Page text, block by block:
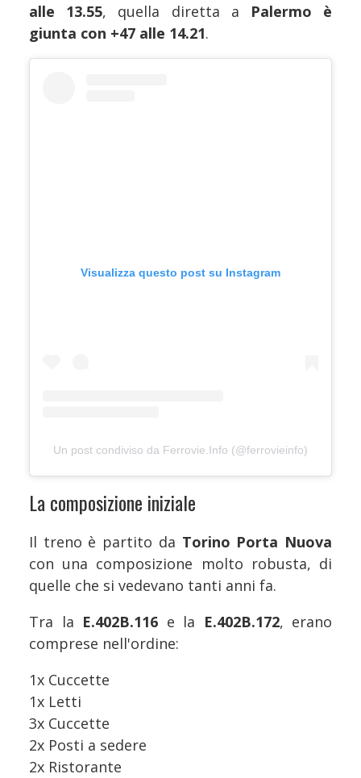
alle 13.55, quella diretta a Palermo è
giunta con +47 alle 14.21.
Visualizza questo post su Instagram
Un post condiviso da Ferrovie.Info (@ferrovieinfo)
La composizione iniziale
Il treno è partito da Torino Porta Nuova
con una composizione molto robusta, di
quelle che si vedevano tanti anni fa.
Tra la E.402B.116 e la E.402B.172, erano
comprese nell'ordine:
1x Cuccette
1x Letti
3x Cuccette
2x Posti a sedere
2x Ristorante